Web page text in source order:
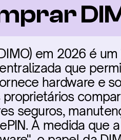
em 2026 é
que
hardware e
seguros,
À medida que